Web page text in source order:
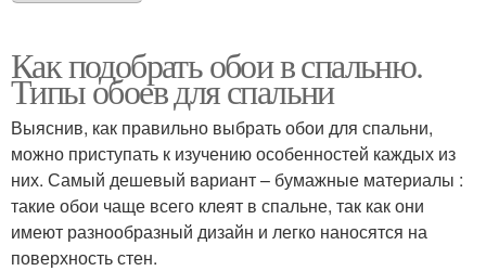
Как подобрать обои в спальню.
Типы обоев для спальни
Выяснив, как правильно выбрать обои для спальни,
можно приступать к изучению особенностей каждых из
них. Самый дешевый вариант – бумажные материалы :
такие обои чаще всего клеят в спальне, так как они
имеют разнообразный дизайн и легко наносятся на
поверхность стен.